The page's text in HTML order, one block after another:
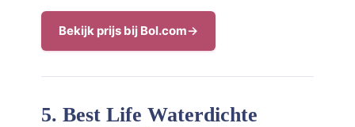
Bekijk prijs bij Bol.com
5. Best Life Waterdichte